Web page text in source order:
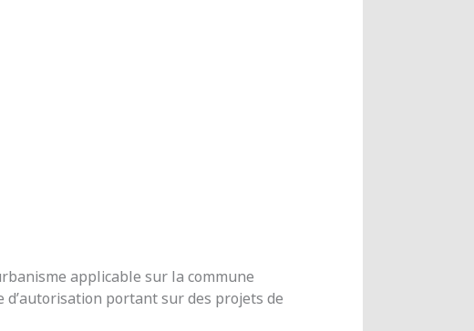
applicable sur la commune
portant sur des projets de